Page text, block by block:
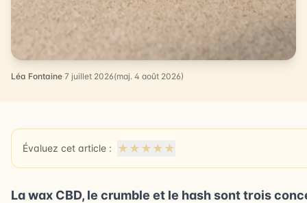
Léa Fontaine·7 juillet 2026(maj. 4 août 2026)
Évaluez cet article : ★ ★ ★ ★ ★
La wax CBD, le crumble et le hash sont trois